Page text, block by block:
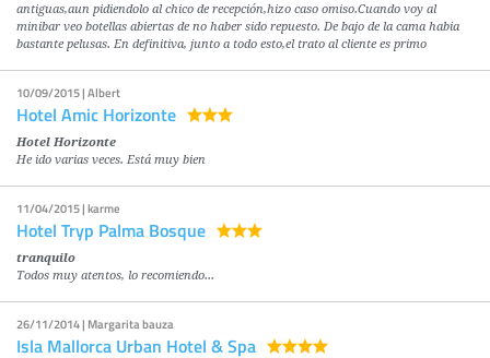
antiguas,aun pidiendolo al chico de recepción,hizo caso omiso.Cuando voy al
minibar veo botellas abiertas de no haber sido repuesto. De bajo de la cama habia
bastante pelusas. En definitiva, junto a todo esto,el trato al cliente es primo
10/09/2015 | Albert
Hotel Amic Horizonte
Hotel Horizonte
He ido varias veces. Está muy bien
11/04/2015 | karme
Hotel Tryp Palma Bosque
tranquilo
Todos muy atentos, lo recomiendo...
26/11/2014 | Margarita bauza
Isla Mallorca Urban Hotel & Spa